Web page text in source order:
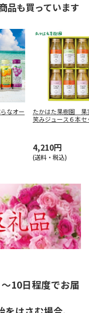
品も買っています
なオー
たかはた果樹園 果
笑みジュース６本セ
4,210円
(送料・税込)
10日程度でお届